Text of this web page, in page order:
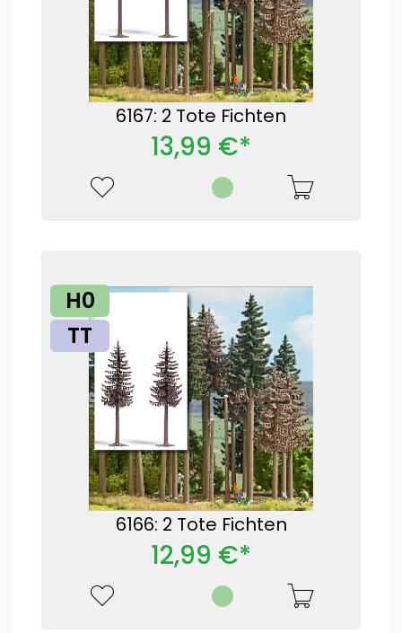
6167: 2 Tote Fichten
13,99 €*
H0
TT
6166: 2 Tote Fichten
12,99 €*